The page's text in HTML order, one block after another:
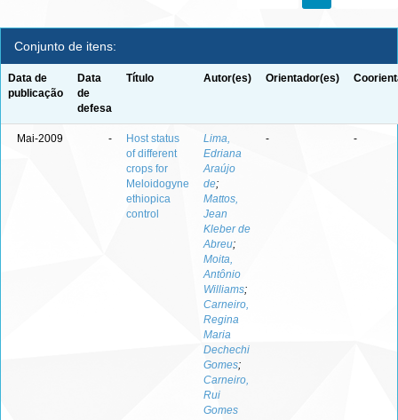
Conjunto de itens:
Data de
publicação
Data
de
defesa
Título Autor(es) Orientador(es)
Mai-2009 -
Host status
of different
crops for
Meloidogyne
ethiopica
control
Lima,
Edriana
Araújo
de;
Mattos,
Jean
Kleber de
Abreu;
Moita,
Antônio
Williams;
Carneiro,
Regina
Maria
Dechechi
Gomes;
Carneiro,
Rui
Gomes
- -